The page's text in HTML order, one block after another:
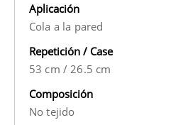
Aplicación
Cola a la pared
Repetición / Case
53 cm / 26.5 cm
Composición
No tejido